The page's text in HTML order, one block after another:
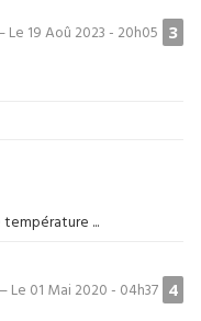
3
19 Aoû 2023 - 20h05
température ...
4
Le 01 Mai 2020 - 04h37